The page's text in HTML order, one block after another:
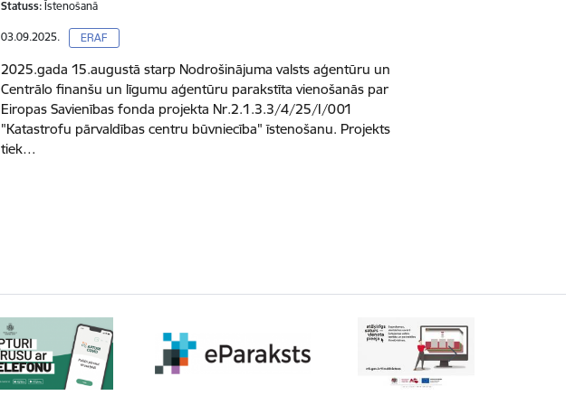
Statuss: Īstenošanā
03.09.2025. ERAF
2025.gada 15.augustā starp Nodrošinājuma valsts aģentūru un
Centrālo finanšu un līgumu aģentūru parakstīta vienošanās par
Eiropas Savienības fonda projekta Nr.2.1.3.3/4/25/I/001
"Katastrofu pārvaldības centru būvniecība" īstenošanu. Projekts
tiek…